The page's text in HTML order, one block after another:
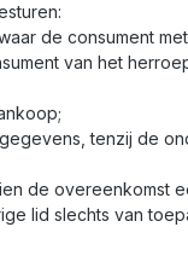
de consument
van het
tenzij de
de overeenkomst
lid slechts van